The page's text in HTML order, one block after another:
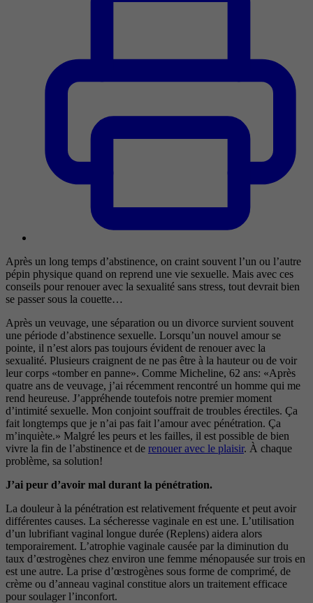
Après un long temps d’abstinence, on craint souvent l’un ou l’autre
pépin physique quand on reprend une vie sexuelle. Mais avec ces
conseils pour renouer avec la sexualité sans stress, tout devrait bien
se passer sous la couette…
Après un veuvage, une séparation ou un divorce survient souvent
une période d’abstinence sexuelle. Lorsqu’un nouvel amour se
pointe, il n’est alors pas toujours évident de renouer avec la
sexualité. Plusieurs craignent de ne pas être à la hauteur ou de voir
leur corps «tomber en panne». Comme Micheline, 62 ans: «Après
quatre ans de veuvage, j’ai récemment rencontré un homme qui me
rend heureuse. J’appréhende toutefois notre premier moment
d’intimité sexuelle. Mon conjoint souffrait de troubles érectiles. Ça
fait longtemps que je n’ai pas fait l’amour avec pénétration. Ça
m’inquiète.» Malgré les peurs et les failles, il est possible de bien
vivre la fin de l’abstinence et de renouer avec le plaisir. À chaque
problème, sa solution!
J’ai peur d’avoir mal durant la pénétration.
La douleur à la pénétration est relativement fréquente et peut avoir
différentes causes. La sécheresse vaginale en est une. L’utilisation
d’un lubrifiant vaginal longue durée (Replens) aidera alors
temporairement. L’atrophie vaginale causée par la diminution du
taux d’œstrogènes chez environ une femme ménopausée sur trois en
est une autre. La prise d’œstrogènes sous forme de comprimé, de
crème ou d’anneau vaginal constitue alors un traitement efficace
pour soulager l’inconfort.